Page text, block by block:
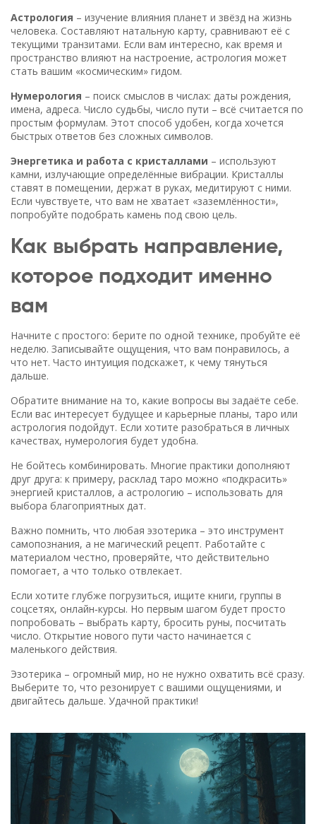
Астрология – изучение влияния планет и звёзд на жизнь
человека. Составляют натальную карту, сравнивают её с
текущими транзитами. Если вам интересно, как время и
пространство влияют на настроение, астрология может
стать вашим «космическим» гидом.
Нумерология – поиск смыслов в числах: даты рождения,
имена, адреса. Число судьбы, число пути – всё считается по
простым формулам. Этот способ удобен, когда хочется
быстрых ответов без сложных символов.
Энергетика и работа с кристаллами – используют
камни, излучающие определённые вибрации. Кристаллы
ставят в помещении, держат в руках, медитируют с ними.
Если чувствуете, что вам не хватает «заземлённости»,
попробуйте подобрать камень под свою цель.
Как выбрать направление,
которое подходит именно
вам
Начните с простого: берите по одной технике, пробуйте её
неделю. Записывайте ощущения, что вам понравилось, а
что нет. Часто интуиция подскажет, к чему тянуться
дальше.
Обратите внимание на то, какие вопросы вы задаёте себе.
Если вас интересует будущее и карьерные планы, таро или
астрология подойдут. Если хотите разобраться в личных
качествах, нумерология будет удобна.
Не бойтесь комбинировать. Многие практики дополняют
друг друга: к примеру, расклад таро можно «подкрасить»
энергией кристаллов, а астрологию – использовать для
выбора благоприятных дат.
Важно помнить, что любая эзотерика – это инструмент
самопознания, а не магический рецепт. Работайте с
материалом честно, проверяйте, что действительно
помогает, а что только отвлекает.
Если хотите глубже погрузиться, ищите книги, группы в
соцсетях, онлайн‑курсы. Но первым шагом будет просто
попробовать – выбрать карту, бросить руны, посчитать
число. Открытие нового пути часто начинается с
маленького действия.
Эзотерика – огромный мир, но не нужно охватить всё сразу.
Выберите то, что резонирует с вашими ощущениями, и
двигайтесь дальше. Удачной практики!